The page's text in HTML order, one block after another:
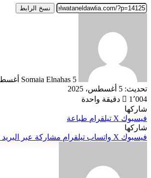
نسخ الرابط
Somaia Elnahas 5 أغسطس، 2025
تحديث: 5 أغسطس، 2025
1٬004
دقيقة واحدة
شاركها
فيسبوك ‫X تيلقرام طباعة
شاركها
فيسبوك ‫X واتساب تيلقرام مشاركة عبر البريد